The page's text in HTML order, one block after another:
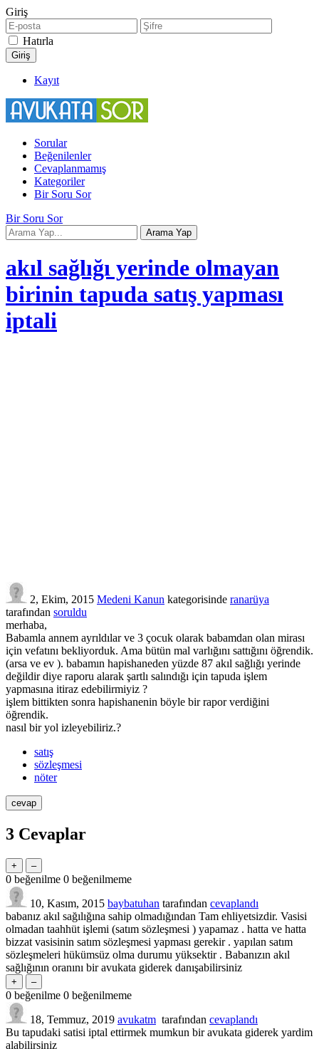
Giriş
Hatırla
Kayıt
Sorular
Beğenilenler
Cevaplanmamış
Kategoriler
Bir Soru Sor
Bir Soru Sor
akıl sağlığı yerinde olmayan
birinin tapuda satış yapması
iptali
2, Ekim, 2015 Medeni Kanun kategorisinde ranarüya
tarafından soruldu
merhaba,
Babamla annem ayrıldılar ve 3 çocuk olarak babamdan olan mirası
için vefatını bekliyorduk. Ama bütün mal varlığını sattığını öğrendik.
(arsa ve ev ). babamın hapishaneden yüzde 87 akıl sağlığı yerinde
değildir diye raporu alarak şartlı salındığı için tapuda işlem
yapmasına itiraz edebilirmiyiz ?
işlem bittikten sonra hapishanenin böyle bir rapor verdiğini
öğrendik.
nasıl bir yol izleyebiliriz.?
satış
sözleşmesi
nöter
3 Cevaplar
0 beğenilme 0 beğenilmeme
10, Kasım, 2015 baybatuhan tarafından cevaplandı
babanız akıl sağılığına sahip olmadığından Tam ehliyetsizdir. Vasisi
olmadan taahhüt işlemi (satım sözleşmesi ) yapamaz . hatta ve hatta
bizzat vasisinin satım sözleşmesi yapması gerekir . yapılan satım
sözleşmeleri hükümsüz olma durumu yüksektir . Babanızın akıl
sağlığının oranını bir avukata giderek danışabilirsiniz
0 beğenilme 0 beğenilmeme
18, Temmuz, 2019 avukatm tarafından cevaplandı
Bu tapudaki satisi iptal ettirmek mumkun bir avukata giderek yardim
alabilirsiniz